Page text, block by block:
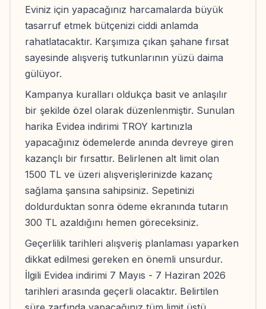
Eviniz için yapacağınız harcamalarda büyük
tasarruf etmek bütçenizi ciddi anlamda
rahatlatacaktır. Karşımıza çıkan şahane fırsat
sayesinde alışveriş tutkunlarının yüzü daima
gülüyor.
Kampanya kuralları oldukça basit ve anlaşılır
bir şekilde özel olarak düzenlenmiştir. Sunulan
harika Evidea indirimi TROY kartınızla
yapacağınız ödemelerde anında devreye giren
kazançlı bir fırsattır. Belirlenen alt limit olan
1500 TL ve üzeri alışverişlerinizde kazanç
sağlama şansına sahipsiniz. Sepetinizi
doldurduktan sonra ödeme ekranında tutarın
300 TL azaldığını hemen göreceksiniz.
Geçerlilik tarihleri alışveriş planlaması yaparken
dikkat edilmesi gereken en önemli unsurdur.
İlgili Evidea indirimi 7 Mayıs - 7 Haziran 2026
tarihleri arasında geçerli olacaktır. Belirtilen